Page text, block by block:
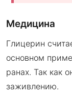
Медицина
Глицерин
основном
ранах. Так как
заживлению.